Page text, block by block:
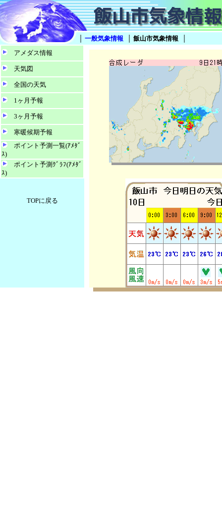
アメダス情報
天気図
全国の天気
1ヶ月予報
3ヶ月予報
寒暖候期予報
ポイント予測一覧(ｱﾒﾀﾞ
ｽ)
ポイント予測ｸﾞﾗﾌ(ｱﾒﾀﾞ
ｽ)
TOPに戻る
一般気象情報 飯山市気象情報